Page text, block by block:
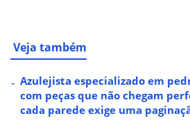
Veja também
Azulejista especializado em
com peças que não chegam
cada parede exige uma